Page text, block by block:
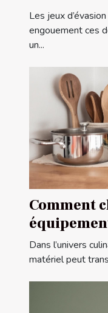
?
Les jeux
engouement ces
un...
Comment
?
Dans l’univers
matériel peut